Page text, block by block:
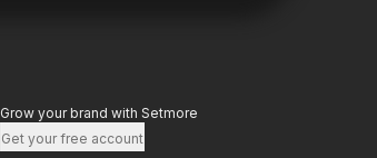
Grow your brand with Setmore
Get your free account